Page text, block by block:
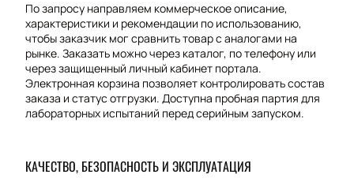
По запросу направляем коммерческое описание,
характеристики и рекомендации по использованию,
чтобы заказчик мог сравнить товар с аналогами на
рынке. Заказать можно через каталог, по телефону или
через защищенный личный кабинет портала.
Электронная корзина позволяет контролировать состав
заказа и статус отгрузки. Доступна пробная партия для
лабораторных испытаний перед серийным запуском.
КАЧЕСТВО, БЕЗОПАСНОСТЬ И ЭКСПЛУАТАЦИЯ